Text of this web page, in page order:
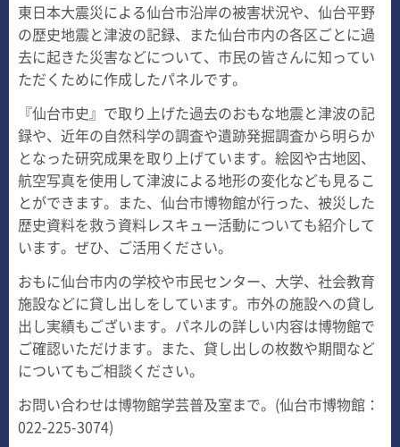
東日本大震災による仙台市沿岸の被害状況や、仙台平野
の歴史地震と津波の記録、また仙台市内の各区ごとに過
去に起きた災害などについて、市民の皆さんに知ってい
ただくために作成したパネルです。
『仙台市史』で取り上げた過去のおもな地震と津波の記
録や、近年の自然科学の調査や遺跡発掘調査から明らか
となった研究成果を取り上げています。絵図や古地図、
航空写真を使用して津波による地形の変化なども見るこ
とができます。また、仙台市博物館が行った、被災した
歴史資料を救う資料レスキュー活動についても紹介して
います。ぜひ、ご活用ください。
おもに仙台市内の学校や市民センター、大学、社会教育
施設などに貸し出しをしています。市外の施設への貸し
出し実績もございます。パネルの詳しい内容は博物館で
ご確認いただけます。また、貸し出しの枚数や期間など
についてもご相談ください。
お問い合わせは博物館学芸普及室まで。(仙台市博物館：
022-225-3074)